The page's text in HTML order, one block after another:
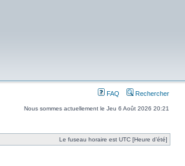
FAQ Rechercher
Nous sommes actuellement le Jeu 6 Août 2026 20:21
Le fuseau horaire est UTC [Heure d’été]